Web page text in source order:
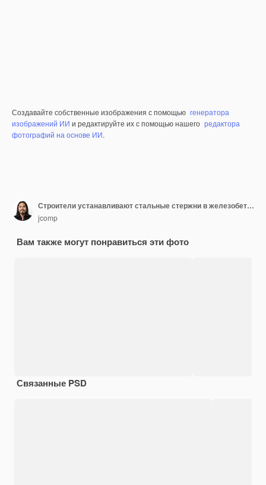
Создавайте собственные изображения с помощью генератора
изображений ИИ и редактируйте их с помощью нашего редактора
фотографий на основе ИИ.
Строители устанавливают стальные стержни в железобетонной колонне
jcomp
Вам также могут понравиться эти фото
Связанные PSD